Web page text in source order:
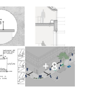
+ 8